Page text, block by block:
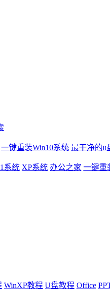
一键重装Win10系统 最干净的u
系统 XP系统 办公之家 一键重
WinXP教程 U盘教程 Office